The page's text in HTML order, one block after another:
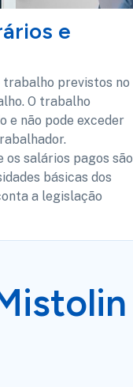
e
trabalho previstos no
O trabalho
e não pode exceder
os salários pagos são
básicas dos
a legislação